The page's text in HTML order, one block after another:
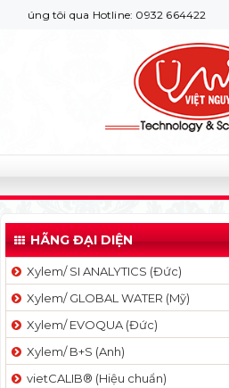
tôi qua Hotline: 0932 664422
HÃNG ĐẠI DIỆN
Xylem/ SI ANALYTICS (Đức)
Xylem/ GLOBAL WATER (Mỹ)
Xylem/ EVOQUA (Đức)
Xylem/ B+S (Anh)
vietCALIB® (Hiệu chuẩn)